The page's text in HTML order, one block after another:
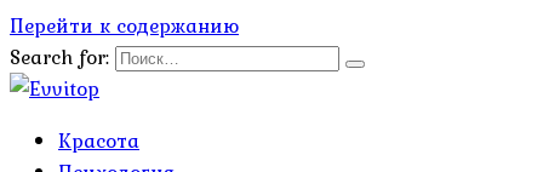
Перейти к содержанию
Search for:
Красота